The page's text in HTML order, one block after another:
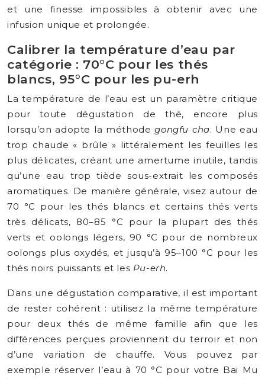
et une finesse impossibles à obtenir avec une
infusion unique et prolongée.
Calibrer la température d’eau par
catégorie : 70°C pour les thés
blancs, 95°C pour les pu-erh
La température de l’eau est un paramètre critique
pour toute dégustation de thé, encore plus
lorsqu’on adopte la méthodegongfu cha. Une eau
trop chaude « brûle » littéralement les feuilles les
plus délicates, créant une amertume inutile, tandis
qu’une eau trop tiède sous-extrait les composés
aromatiques. De manière générale, visez autour de
70 °C pour les thés blancs et certains thés verts
très délicats, 80–85 °C pour la plupart des thés
verts et oolongs légers, 90 °C pour de nombreux
oolongs plus oxydés, et jusqu’à 95–100 °C pour les
thés noirs puissants et les Pu-erh.
Dans une dégustation comparative, il est important
de rester cohérent : utilisez la même température
pour deux thés de même famille afin que les
différences perçues proviennent du terroir et non
d’une variation de chauffe. Vous pouvez par
exemple réserver l’eau à 70 °C pour votre Bai Mu